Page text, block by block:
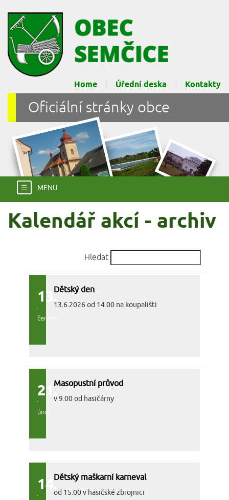
Oficiální stránky obce
Kontakty
Úřední deska
Home
☰ MENU
Kalendář akcí - archiv
Hledat
13.
červen
Dětský den
13.6.2026 od 14.00 na koupališti
21.
únor
Masopustní průvod
v 9.00 od hasičárny
14.Dětský maškarní karneval
od 15.00 v hasičské zbrojnici